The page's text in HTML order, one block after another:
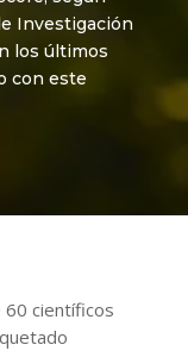
Investigación
los últimos
con este
60 científicos